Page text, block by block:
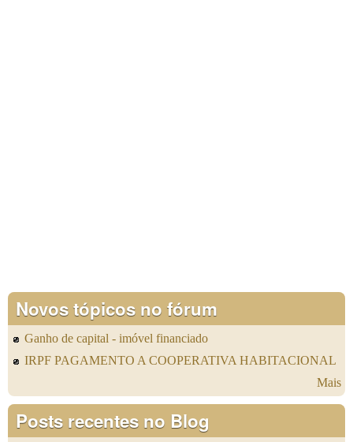
Novos tópicos no fórum
Ganho de capital - imóvel financiado
IRPF PAGAMENTO A COOPERATIVA HABITACIONAL
Mais
Posts recentes no Blog